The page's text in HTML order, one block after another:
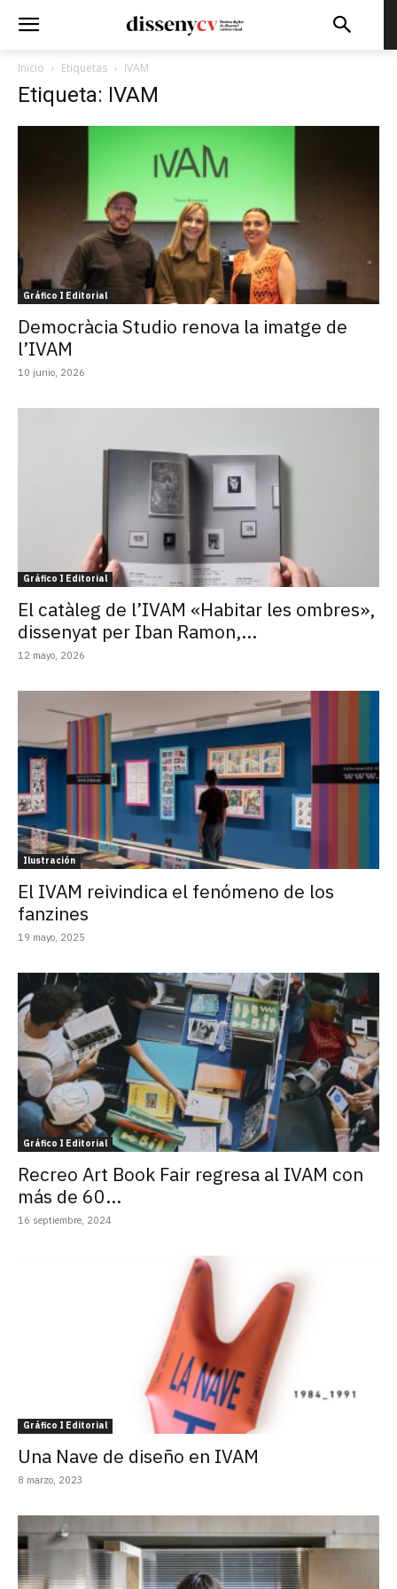
Inicio Etiquetas IVAM
Etiqueta: IVAM
Gráfico I Editorial
Democràcia Studio renova la imatge de
l’IVAM
10 junio, 2026
Gráfico I Editorial
El catàleg de l’IVAM «Habitar les ombres»,
dissenyat per Iban Ramon,...
12 mayo, 2026
Ilustración
El IVAM reivindica el fenómeno de los
fanzines
19 mayo, 2025
Gráfico I Editorial
Recreo Art Book Fair regresa al IVAM con
más de 60...
16 septiembre, 2024
Gráfico I Editorial
Una Nave de diseño en IVAM
8 marzo, 2023